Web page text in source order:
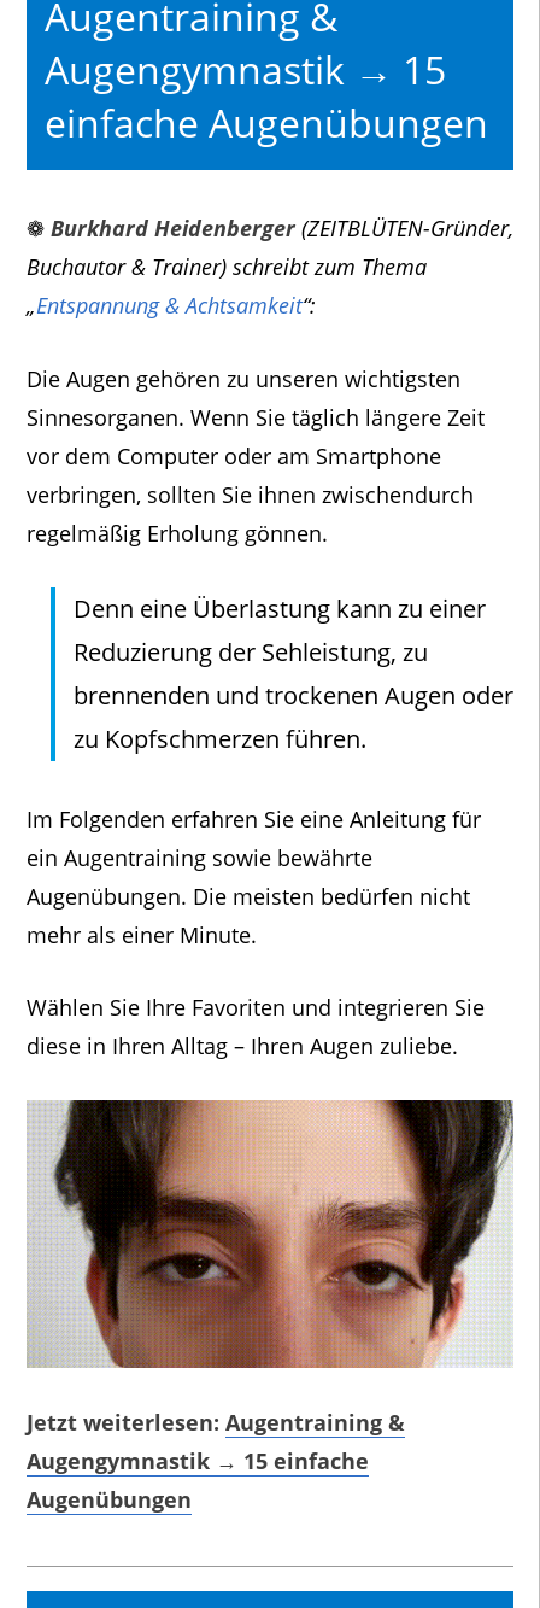
Augentraining &
Augengymnastik → 15
einfache Augenübungen
❁ Burkhard Heidenberger(ZEITBLÜTEN-Gründer,
Buchautor & Trainer) schreibt zum Thema
„Entspannung & Achtsamkeit“:
Die Augen gehören zu unseren wichtigsten
Sinnesorganen. Wenn Sie täglich längere Zeit
vor dem Computer oder am Smartphone
verbringen, sollten Sie ihnen zwischendurch
regelmäßig Erholung gönnen.
Denn eine Überlastung kann zu einer
Reduzierung der Sehleistung, zu
brennenden und trockenen Augen oder
zu Kopfschmerzen führen.
Im Folgenden erfahren Sie eine Anleitung für
ein Augentraining sowie bewährte
Augenübungen. Die meisten bedürfen nicht
mehr als einer Minute.
Wählen Sie Ihre Favoriten und integrieren Sie
diese in Ihren Alltag – Ihren Augen zuliebe.
Jetzt weiterlesen: Augentraining &
Augengymnastik → 15 einfache
Augenübungen